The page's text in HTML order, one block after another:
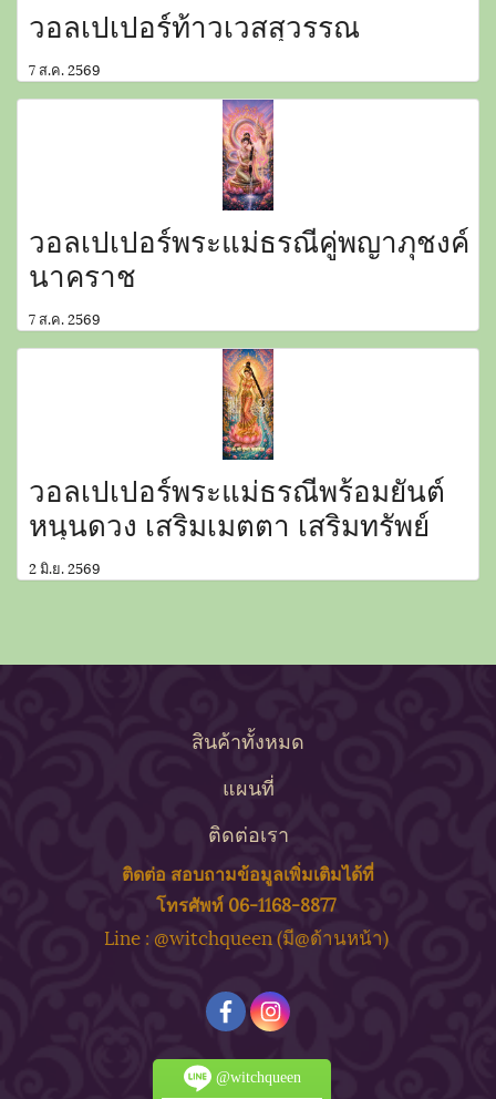
วอลเปเปอร์ท้าวเวสสุวรรณ
7 ส.ค. 2569
วอลเปเปอร์พระแม่ธรณีคู่พญาภุชงค์
นาคราช
7 ส.ค. 2569
วอลเปเปอร์พระแม่ธรณีพร้อมยันต์
หนุนดวง เสริมเมตตา เสริมทรัพย์
2 มิ.ย. 2569
สินค้าทั้งหมด
แผนที่
ติดต่อเรา
ติดต่อ สอบถามข้อมูลเพิ่มเติมได้ที่
โทรศัพท์ 06-1168-8877
Line : @witchqueen (มี@ด้านหน้า)
@witchqueen